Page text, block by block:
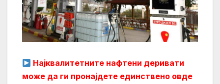
Најквалитетните нафтени деривати
може да ги пронајдете единствено овде